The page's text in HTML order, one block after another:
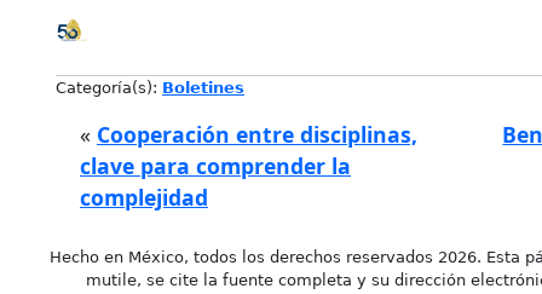
Categoría(s): Boletines
« Cooperación entre disciplinas,
clave para comprender la
complejidad
Hecho en México, todos los derechos reservados 2026. Esta
mutile, se cite la fuente completa y su dirección